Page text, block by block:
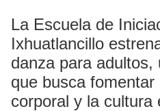
La Escuela de
Ixhuatlancillo
danza para adultos,
que busca fomentar
corporal y la cultura